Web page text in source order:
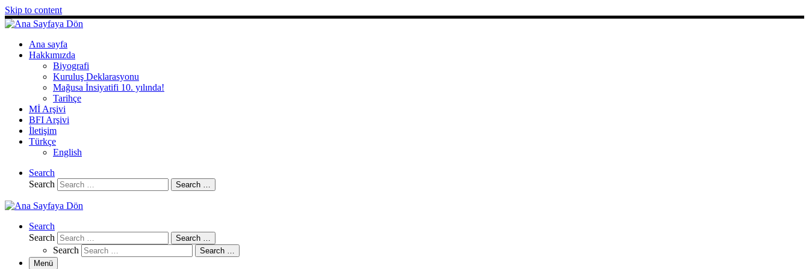
Skip to content
Ana sayfa
Hakkımızda
Biyografi
Kuruluş Deklarasyonu
Mağusa İnsiyatifi 10. yılında!
Tarihçe
Mİ Arşivi
BFI Arşivi
İletişim
Türkçe
English
Search
Search
Search …
Search
Search
Search …
Search
Search …
Menü